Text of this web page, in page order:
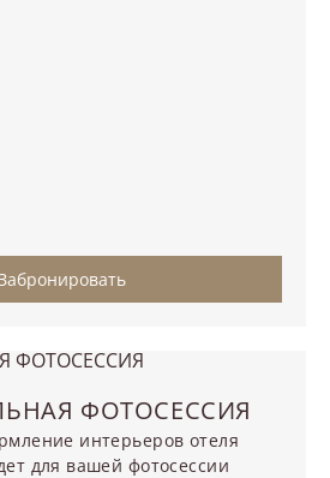
ФОТОСЕССИЯ
интерьеров отеля
для вашей фотосессии